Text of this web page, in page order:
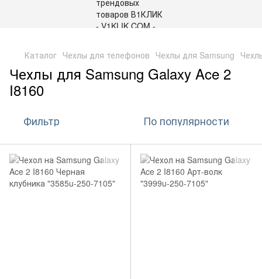
Каталог Чехлы для телефонов Чехлы для Samsung
Чехлы для Samsung Galaxy Ace 2
I8160
Фильтр По популярности